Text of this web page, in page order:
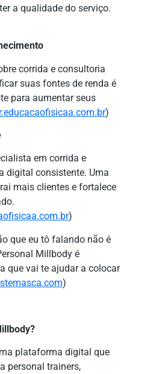
a qualidade do serviço.
corrida e consultoria
suas fontes de renda é
para aumentar seus
)
em corrida e
digital consistente. Uma
mais clientes e fortalece
)
que eu tô falando não é
Millbody é
que vai te ajudar a colocar
)
plataforma digital que
personal trainers,